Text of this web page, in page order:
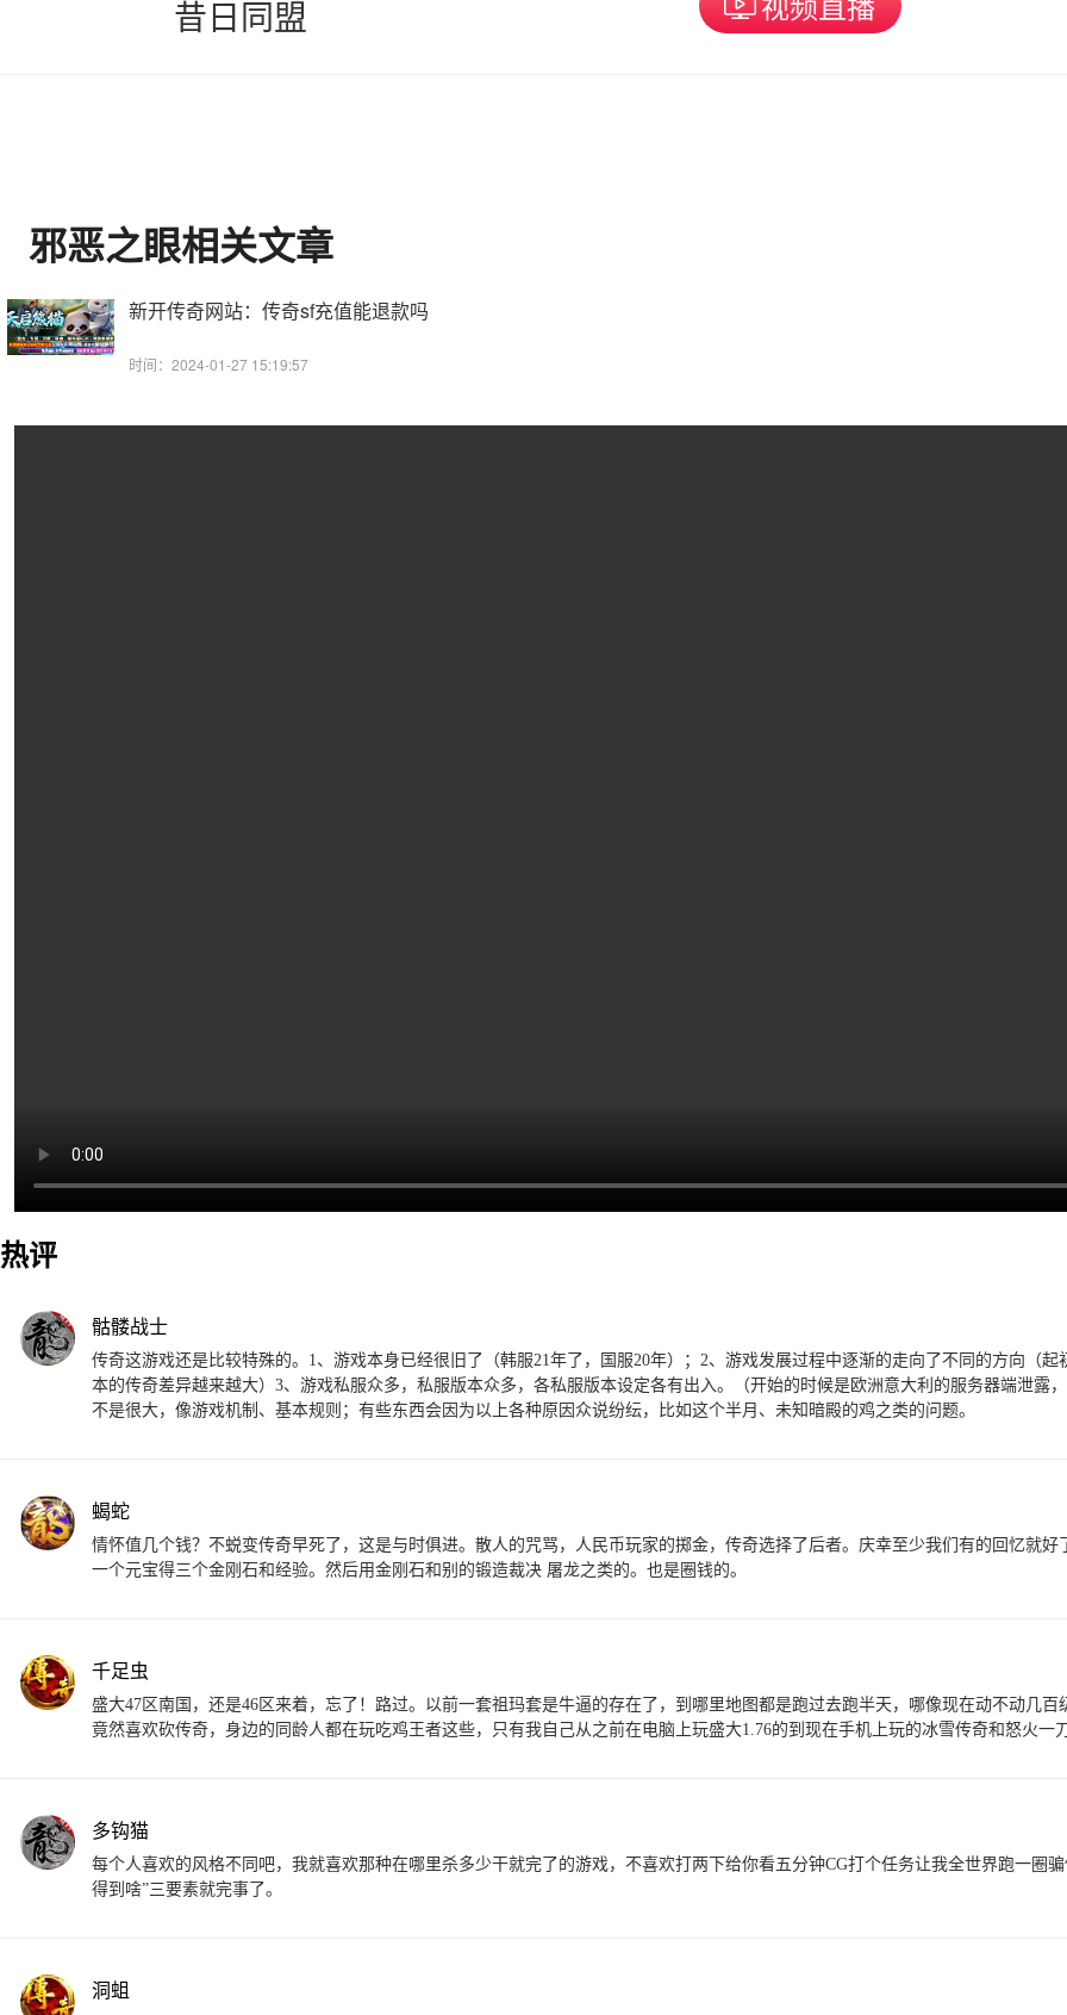
昔日同盟
邪恶之眼相关文章
新开传奇网站：传奇sf充值能退款吗
时间：2024-01-27 15:19:57
热评
骷髅战士
传奇这游戏还是比较特殊的。1、游戏本身已经很旧了（韩服21年了，国服20年）；2、游戏发展过程中逐渐的走向了不同的方向（
本的传奇差异越来越大）3、游戏私服众多，私服版本众多，各私服版本设定各有出入。（开始的时候是欧洲意大利的服务器端泄露
不是很大，像游戏机制、基本规则；有些东西会因为以上各种原因众说纷纭，比如这个半月、未知暗殿的鸡之类的问题。
蝎蛇
情怀值几个钱？不蜕变传奇早死了，这是与时俱进。散人的咒骂，人民币玩家的掷金，传奇选择了后者。庆幸至少我们有的回忆就
一个元宝得三个金刚石和经验。然后用金刚石和别的锻造裁决 屠龙之类的。也是圈钱的。
千足虫
盛大47区南国，还是46区来着，忘了！路过。以前一套祖玛套是牛逼的存在了，到哪里地图都是跑过去跑半天，哪像现在动不动几
竟然喜欢砍传奇，身边的同龄人都在玩吃鸡王者这些，只有我自己从之前在电脑上玩盛大1.76的到现在手机上玩的冰雪传奇和怒火一
多钩猫
每个人喜欢的风格不同吧，我就喜欢那种在哪里杀多少干就完了的游戏，不喜欢打两下给你看五分钟CG打个任务让我全世界跑一圈
得到啥”三要素就完事了。
洞蛆